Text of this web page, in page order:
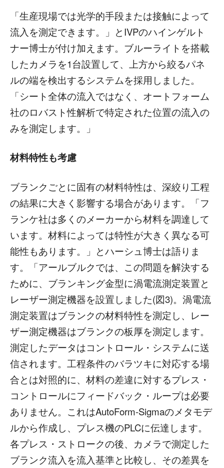
「生産現場では光学的手段または接触によって
流入を測定できます。」とIVPのハインゲルト
ナー博士が付け加えます。ブルーライトを搭載
したカメラを1台設置して、上方から絞るパネ
ルの端を検出するシステムを採用しました。
「シート全体の流入ではなく、オートフォーム
社のロバスト性解析で特定された位置の流入の
みを測定します。」
材料特性も考慮
ブランクごとに固有の材料特性は、深絞り工程
の結果に大きく影響する場合があります。「フ
ランケ社は多くのメーカーから材料を調達して
います。材料によっては特性が大きく異なる可
能性もあります。」とハーシュ博士は語りま
す。「アールブルクでは、この問題を解決する
ために、ブランキング金型に渦電流測定装置と
レーザー測定機器を設置しました(図3)。渦電流
測定装置はブランクの材料特性を測定し、レー
ザー測定機器はブランクの板厚を測定します。
測定したデータはコントロール・システムに送
信されます。工程条件のバラツキに対応する場
合とは対照的に、材料の差違に対するプレス・
コントロールにフィードバック・ループは必要
ありません。これはAutoForm-Sigmaのメタモデ
ルから作成し、プレス機のPLCに伝達します。
各プレス・ストロークの後、カメラで測定した
ブランク流入を流入基準と比較し、その差異を